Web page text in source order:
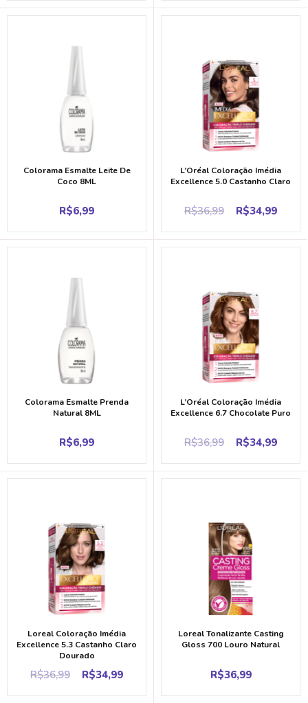
Colorama Esmalte Leite De
Coco 8ML
R$6,99
L’Oréal Coloração Imédia
Excellence 5.0 Castanho Claro
R$36,99
Original
R$34,99
Colorama Esmalte Prenda
Natural 8ML
R$6,99
L’Oréal Coloração Imédia
Excellence 6.7 Chocolate Puro
R$36,99
Original
R$34,99
Loreal Coloração Imédia
Excellence 5.3 Castanho Claro
Dourado
R$36,99
Original
R$34,99Current
Loreal Tonalizante Casting
Gloss 700 Louro Natural
R$36,99